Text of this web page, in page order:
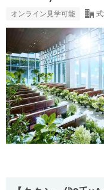
オンライン見学可能